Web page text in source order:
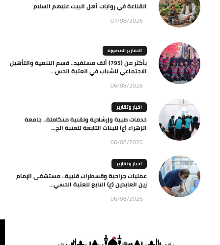
القناعة في روايات أهل البيت عليهم السلام
07/08/2026
التقارير المصورة
بأكثر من (795) ألف مستفيد.. قسم التنمية والتأهيل
الاجتماعي للشباب في العتبة الحس...
06/08/2026
اخبار وتقارير
خدمات طبية وإرشادية وتقنية متكاملة.. جامعة
الزهراء (ع) للبنات التابعة للعتبة الح...
06/08/2026
اخبار وتقارير
عمليات جراحية وقسطرات قلبية.. مستشفى الإمام
زين العابدين (ع) التابع للعتبة الحسي...
06/08/2026